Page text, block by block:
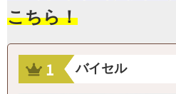
こちら！
バイセル